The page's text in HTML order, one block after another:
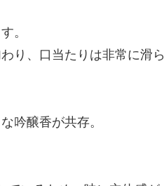
。
り、口当たりは非常に滑ら
吟醸香が共存。